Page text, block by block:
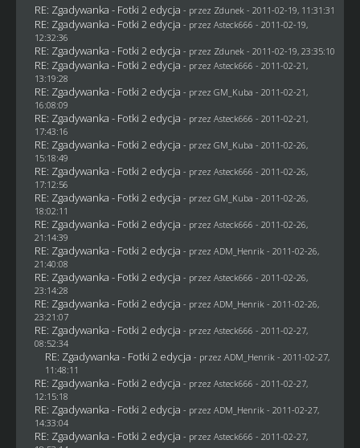
RE: Zgadywanka - Fotki 2 edycja - przez Zdunek - 2011-02-19, 11:31:31
RE: Zgadywanka - Fotki 2 edycja - przez Asteck666 - 2011-02-19,
12:32:36
RE: Zgadywanka - Fotki 2 edycja - przez Zdunek - 2011-02-19, 23:35:10
RE: Zgadywanka - Fotki 2 edycja - przez Asteck666 - 2011-02-21,
13:19:28
RE: Zgadywanka - Fotki 2 edycja - przez GM_Kuba - 2011-02-21,
16:08:09
RE: Zgadywanka - Fotki 2 edycja - przez Asteck666 - 2011-02-21,
17:43:16
RE: Zgadywanka - Fotki 2 edycja - przez GM_Kuba - 2011-02-26,
15:18:49
RE: Zgadywanka - Fotki 2 edycja - przez Asteck666 - 2011-02-26,
17:12:56
RE: Zgadywanka - Fotki 2 edycja - przez GM_Kuba - 2011-02-26,
18:02:11
RE: Zgadywanka - Fotki 2 edycja - przez Asteck666 - 2011-02-26,
21:14:39
RE: Zgadywanka - Fotki 2 edycja - przez ADM_Henrik - 2011-02-26,
21:40:08
RE: Zgadywanka - Fotki 2 edycja - przez Asteck666 - 2011-02-26,
23:14:28
RE: Zgadywanka - Fotki 2 edycja - przez ADM_Henrik - 2011-02-26,
23:21:07
RE: Zgadywanka - Fotki 2 edycja - przez Asteck666 - 2011-02-27,
08:52:34
RE: Zgadywanka - Fotki 2 edycja - przez ADM_Henrik - 2011-02-27,
11:48:11
RE: Zgadywanka - Fotki 2 edycja - przez Asteck666 - 2011-02-27,
12:15:18
RE: Zgadywanka - Fotki 2 edycja - przez ADM_Henrik - 2011-02-27,
14:33:04
RE: Zgadywanka - Fotki 2 edycja - przez Asteck666 - 2011-02-27,